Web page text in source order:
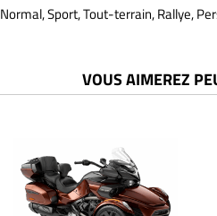
Normal, Sport, Tout-terrain, Rallye,
VOUS AIMEREZ